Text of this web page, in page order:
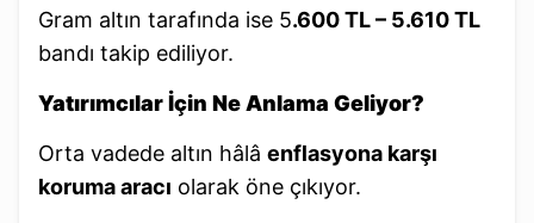
Gram altın tarafında ise 5.600 TL – 5.610 TL
bandı takip ediliyor.
Yatırımcılar İçin Ne Anlama Geliyor?
Orta vadede altın hâlâ enflasyona karşı
koruma aracı olarak öne çıkıyor.